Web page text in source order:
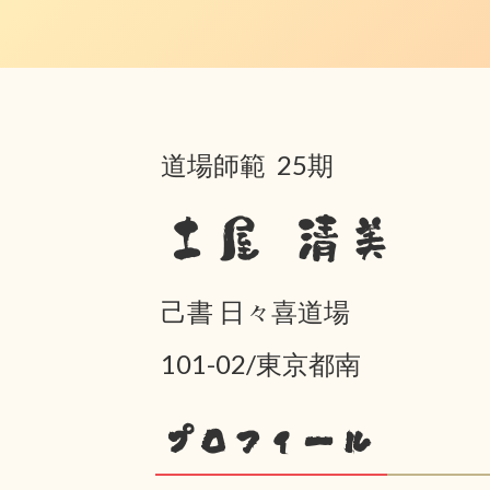
道場師範 25期
土屋 清美
己書 日々喜道場
101-02/東京都南
プロフィール